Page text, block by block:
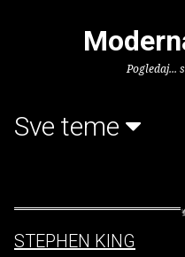
Pogledaj...
Sve teme
STEPHEN KING